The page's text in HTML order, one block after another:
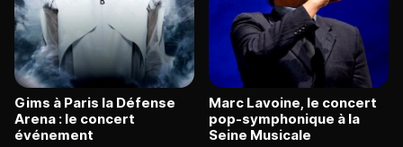
Gims à Paris la Défense
Arena : le concert
événement
Marc Lavoine, le concert
pop-symphonique à la
Seine Musicale